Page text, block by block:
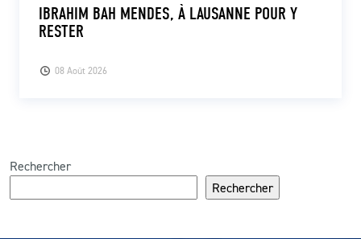
08 Août 2026
IBRAHIM BAH MENDES, À LAUSANNE POUR Y
RESTER
Rechercher
Rechercher